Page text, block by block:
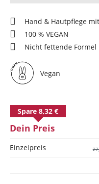
Hand & Hautpflege
100 % VEGAN
Nicht fettende Formel
Vegan
Dein Preis
Einzelpreis
Spare 8,32 €